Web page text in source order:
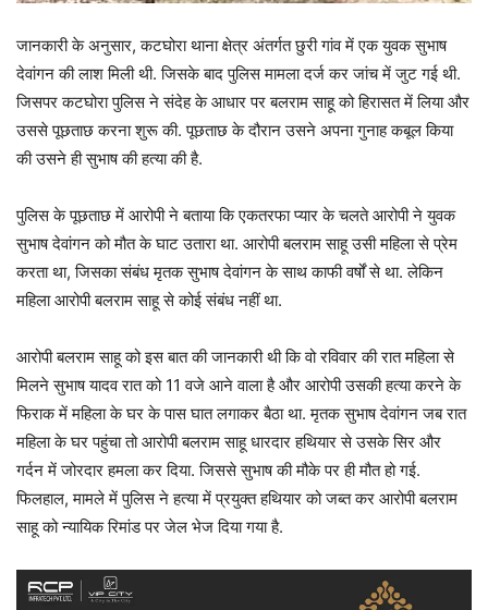
जानकारी के अनुसार, कटघोरा थाना क्षेत्र अंतर्गत छुरी गांव में एक युवक सुभाष
देवांगन की लाश मिली थी. जिसके बाद पुलिस मामला दर्ज कर जांच में जुट गई थी.
जिसपर कटघोरा पुलिस ने संदेह के आधार पर बलराम साहू को हिरासत में लिया और
उससे पूछताछ करना शुरू की. पूछताछ के दौरान उसने अपना गुनाह कबूल किया
की उसने ही सुभाष की हत्या की है.
पुलिस के पूछताछ में आरोपी ने बताया कि एकतरफा प्यार के चलते आरोपी ने युवक
सुभाष देवांगन को मौत के घाट उतारा था. आरोपी बलराम साहू उसी महिला से प्रेम
करता था, जिसका संबंध मृतक सुभाष देवांगन के साथ काफी वर्षों से था. लेकिन
महिला आरोपी बलराम साहू से कोई संबंध नहीं था.
आरोपी बलराम साहू को इस बात की जानकारी थी कि वो रविवार की रात महिला से
मिलने सुभाष यादव रात को 11 वजे आने वाला है और आरोपी उसकी हत्या करने के
फिराक में महिला के घर के पास घात लगाकर बैठा था. मृतक सुभाष देवांगन जब रात
महिला के घर पहुंचा तो आरोपी बलराम साहू धारदार हथियार से उसके सिर और
गर्दन में जोरदार हमला कर दिया. जिससे सुभाष की मौके पर ही मौत हो गई.
फिलहाल, मामले में पुलिस ने हत्या में प्रयुक्त हथियार को जब्त कर आरोपी बलराम
साहू को न्यायिक रिमांड पर जेल भेज दिया गया है.